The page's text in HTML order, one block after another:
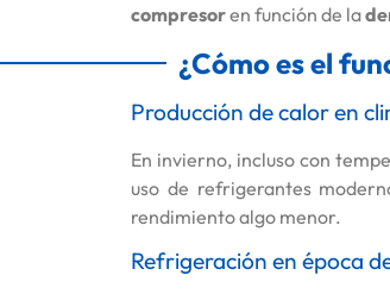
compresoren función de la
¿Cómo es el
Producción de calor en
En invierno, incluso con
uso de refrigerantes
rendimiento algo menor.
Refrigeración en época